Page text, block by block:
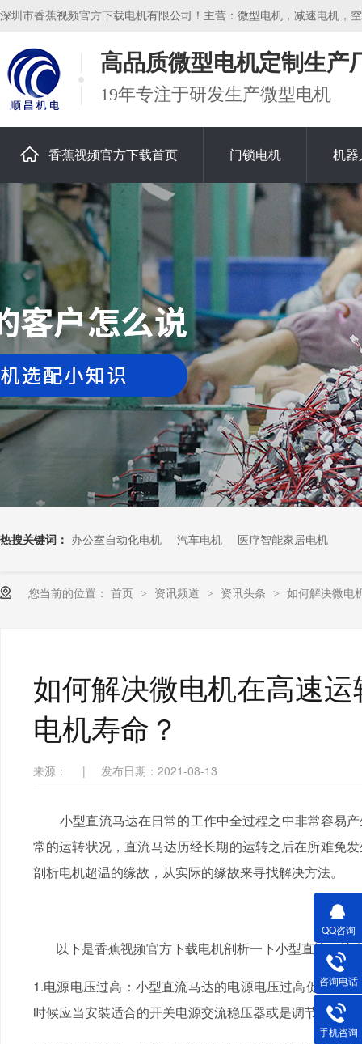
深圳市香蕉视频官方下载电机有限公司！主营：微型电机，减速电机，空
高品质微型电机定制生产
19年专注于研发生产微型电机
香蕉视频官方下载首页 门锁电机 机器
关于香蕉视频官方下载
热搜关键词： 办公室自动化电机 汽车电机 医疗智能家居电机
您当前的位置： 首页 > 资讯频道 > 资讯头条 > 如何解决微电机
如何解决微电机在高速运转
电机寿命？
来源： | 发布日期：2021-08-13
小型直流马达在日常的工作中全过程之中非常容易产
常的运转状况，直流马达历经长期的运转之后在所难免
剖析电机超温的缘故，从实际的缘故来寻找解决方法。
以下是香蕉视频官方下载电机剖析一下小型直流马达在
1.电源电压过高：小型直流马达的电源电压过高促使根据心
时候应当安裝适合的开关电源交流稳压器或是调节相对性应
QQ咨询
咨询电话
手机咨询